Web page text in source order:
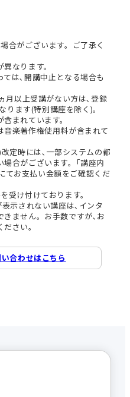
合がございます。ご了承く
なります。
は､開講中止となる場合も
月以上受講がない方は､登録
ります(特別講座を除く)。
まれています。
音楽著作権使用料が含まれて
定時には､一部システムの都
合がございます。｢講座内
てお支払い金額をご確認くだ
受け付けております。
示されない講座は､インタ
きません。お手数ですが､お
さい。
合わせはこちら